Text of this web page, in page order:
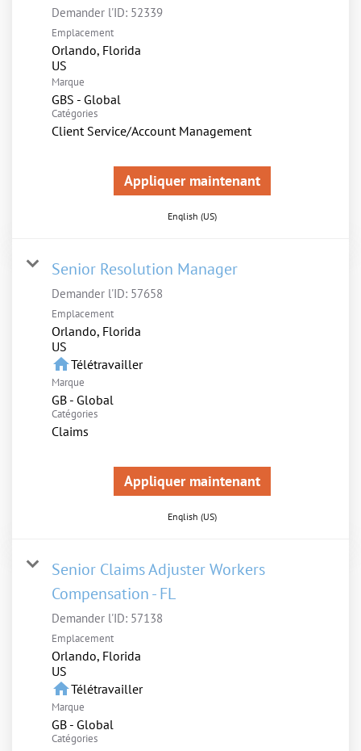
Demander l'ID: 52339
Emplacement
Orlando, Florida
Marque
GBS - Global
Catégories
Client Service/Account Management
Appliquer maintenant
English (US)
Senior Resolution Manager
Demander l'ID: 57658
Emplacement
Orlando, Florida
homeTélétravailler
Marque
GB - Global
Catégories
Claims
Appliquer maintenant
English (US)
Senior Claims Adjuster Workers
Compensation - FL
Demander l'ID: 57138
Emplacement
Orlando, Florida
homeTélétravailler
Marque
GB - Global
Catégories